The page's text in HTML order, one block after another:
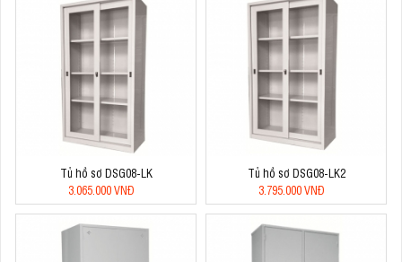
Tủ hồ sơ DSG08-LK
3.065.000 VNĐ
Tủ hồ sơ DSG08-LK2
3.795.000 VNĐ